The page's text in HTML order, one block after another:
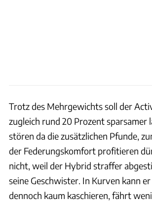
Trotz des Mehrgewichts soll der
zugleich rund 20 Prozent sparsamer
stören da die zusätzlichen Pfunde,
der Federungskomfort profitieren
nicht, weil der Hybrid straffer
seine Geschwister. In Kurven kann
dennoch kaum kaschieren, fährt